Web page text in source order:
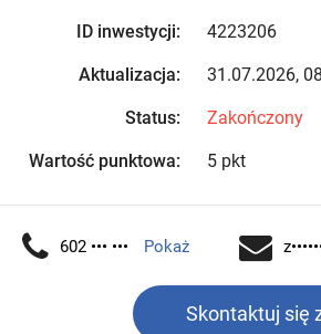
ID inwestycji: 4223206
Aktualizacja: 31.07.2026,
Status: Zakończony
Wartość punktowa: 5 pkt
602 ••• ••• Pokaż
Skontaktuj się